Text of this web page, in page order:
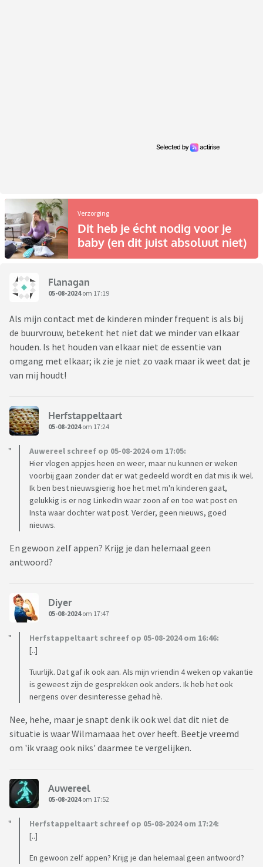
Verzorging
Dit heb je écht nodig voor je
baby (en dit juist absoluut niet)
Flanagan
05-08-2024om 17:19
Als mijn contact met de kinderen minder frequent is als bij
de buurvrouw, betekent het niet dat we minder van elkaar
houden. Is het houden van elkaar niet de essentie van
omgang met elkaar; ik zie je niet zo vaak maar ik weet dat je
van mij houdt!
Herfstappeltaart
05-08-2024om 17:24
Auwereel schreef op 05-08-2024 om 17:05:
Hier vlogen appjes heen en weer, maar nu kunnen er weken
voorbij gaan zonder dat er wat gedeeld wordt en dat mis ik wel.
Ik ben best nieuwsgierig hoe het met m'n kinderen gaat,
gelukkig is er nog LinkedIn waar zoon af en toe wat post en
Insta waar dochter wat post. Verder, geen nieuws, goed
nieuws.
En gewoon zelf appen? Krijg je dan helemaal geen
antwoord?
Diyer
05-08-2024om 17:47
Herfstappeltaart schreef op 05-08-2024 om 16:46:
[..]
Tuurlijk. Dat gaf ik ook aan. Als mijn vriendin 4 weken op vakantie
is geweest zijn de gesprekken ook anders. Ik heb het ook
nergens over desinteresse gehad hè.
Nee, hehe, maar je snapt denk ik ook wel dat dit niet de
situatie is waar Wilmamaaa het over heeft. Beetje vreemd
om 'ik vraag ook niks' daarmee te vergelijken.
Auwereel
05-08-2024om 17:52
Herfstappeltaart schreef op 05-08-2024 om 17:24:
[..]
En gewoon zelf appen? Krijg je dan helemaal geen antwoord?